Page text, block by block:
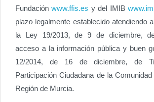
Fundaciónwww.ffis.es y del IMIB
plazo legalmente establecido atendiendo
la Ley 19/2013, de 9 de diciembre,
acceso a la información pública y buen
12/2014, de 16 de diciembre, de
Participación Ciudadana de la
Región de Murcia.